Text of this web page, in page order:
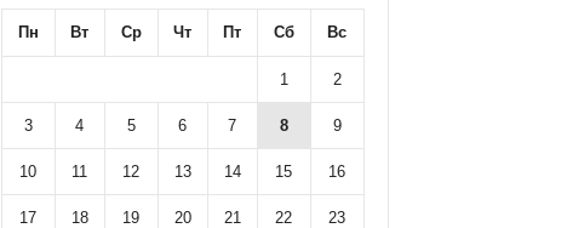
Пн Вт Ср Чт Пт Сб Вс
1 2
3 4 5 6 7 8 9
10 11 12 13 14 15 16
17 18 19 20 21 22 23